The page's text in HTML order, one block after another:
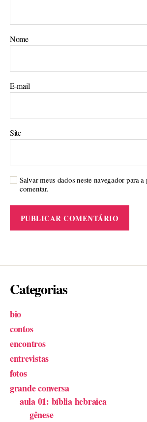
Nome
E-mail
Site
Salvar meus dados neste navegador para
comentar.
Categorias
bio
contos
encontros
entrevistas
fotos
grande conversa
aula 01: bíblia hebraica
gênese